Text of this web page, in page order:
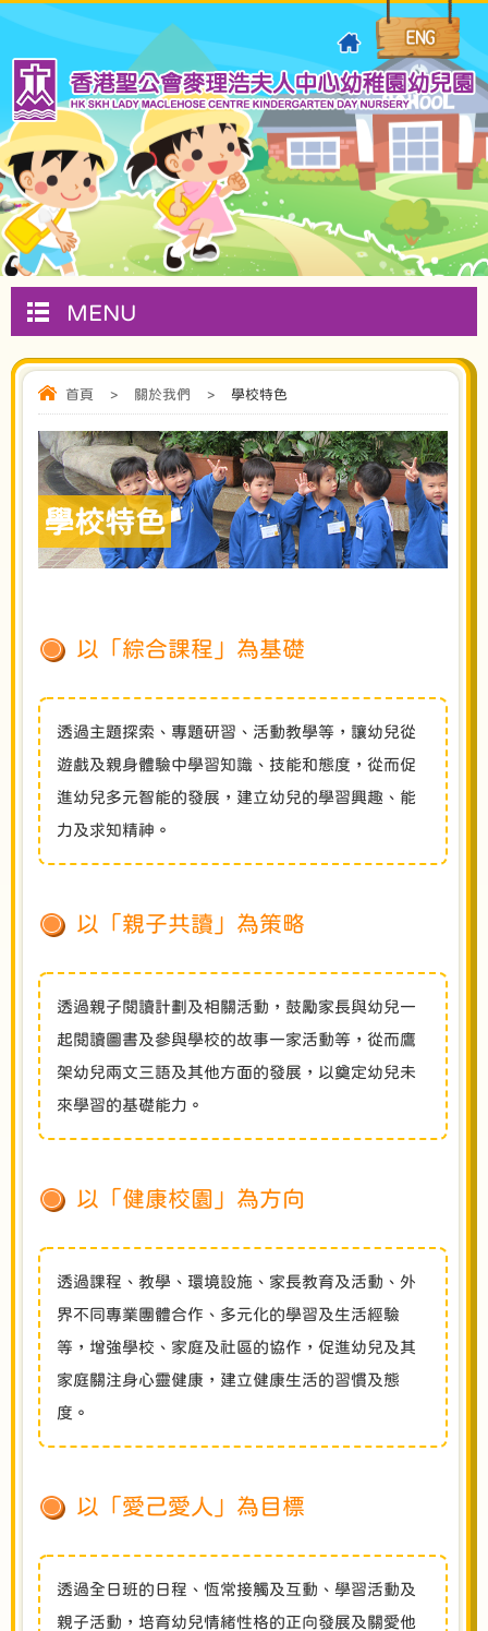
MENU
首頁 > 關於我們 > 學校特色
學校特色
以「綜合課程」為基礎
透過主題探索、專題研習、活動教學等，讓幼兒從
遊戲及親身體驗中學習知識、技能和態度，從而促
進幼兒多元智能的發展，建立幼兒的學習興趣、能
力及求知精神。
以「親子共讀」為策略
透過親子閱讀計劃及相關活動，鼓勵家長與幼兒一
起閱讀圖書及參與學校的故事一家活動等，從而鷹
架幼兒兩文三語及其他方面的發展，以奠定幼兒未
來學習的基礎能力。
以「健康校園」為方向
透過課程、教學、環境設施、家長教育及活動、外
界不同專業團體合作、多元化的學習及生活經驗
等，增強學校、家庭及社區的協作，促進幼兒及其
家庭關注身心靈健康，建立健康生活的習慣及態
度。
以「愛己愛人」為目標
透過全日班的日程、恆常接觸及互動、學習活動及
親子活動，培育幼兒情緒性格的正向發展及關愛他